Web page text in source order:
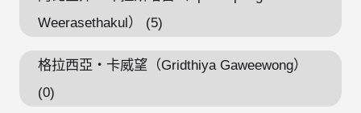
Weerasethakul） (5)
格拉西亞・卡威望（Gridthiya Gaweewong）
(0)